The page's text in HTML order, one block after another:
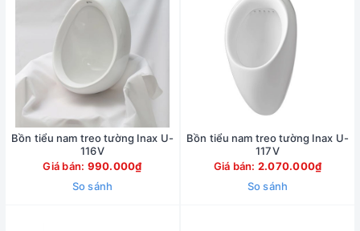
Bồn tiểu nam treo tường Inax U-
116V
Giá bán: 990.000₫
So sánh
Bồn tiểu nam treo tường Inax U-
117V
Giá bán: 2.070.000₫
So sánh